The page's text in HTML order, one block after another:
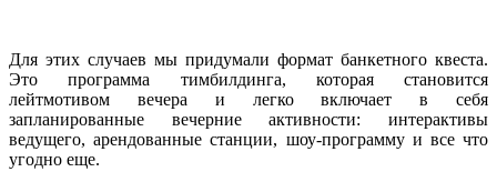
Для этих случаев мы придумали формат банкетного квеста.
Это программа тимбилдинга, которая становится
лейтмотивом вечера и легко включает в себя
запланированные вечерние активности: интерактивы
ведущего, арендованные станции, шоу-программу и все что
угодно еще.